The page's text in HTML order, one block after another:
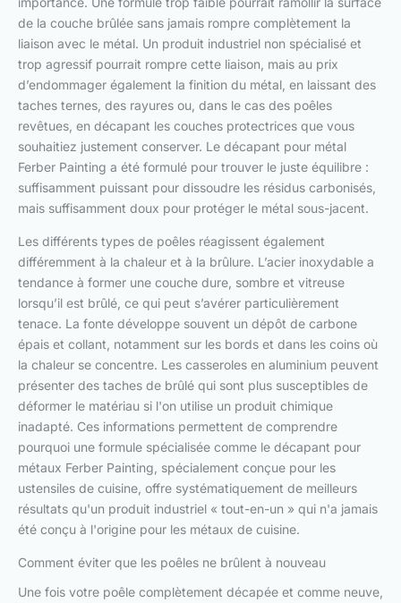
de la couche brûlée sans jamais rompre complètement la
liaison avec le métal. Un produit industriel non spécialisé et
trop agressif pourrait rompre cette liaison, mais au prix
d’endommager également la finition du métal, en laissant des
taches ternes, des rayures ou, dans le cas des poêles
revêtues, en décapant les couches protectrices que vous
souhaitiez justement conserver. Le décapant pour métal
Ferber Painting a été formulé pour trouver le juste équilibre :
suffisamment puissant pour dissoudre les résidus carbonisés,
mais suffisamment doux pour protéger le métal sous-jacent.
Les différents types de poêles réagissent également
différemment à la chaleur et à la brûlure. L’acier inoxydable a
tendance à former une couche dure, sombre et vitreuse
lorsqu’il est brûlé, ce qui peut s’avérer particulièrement
tenace. La fonte développe souvent un dépôt de carbone
épais et collant, notamment sur les bords et dans les coins où
la chaleur se concentre. Les casseroles en aluminium peuvent
présenter des taches de brûlé qui sont plus susceptibles de
déformer le matériau si l'on utilise un produit chimique
inadapté. Ces informations permettent de comprendre
pourquoi une formule spécialisée comme le décapant pour
métaux Ferber Painting, spécialement conçue pour les
ustensiles de cuisine, offre systématiquement de meilleurs
résultats qu'un produit industriel « tout-en-un » qui n'a jamais
été conçu à l'origine pour les métaux de cuisine.
Comment éviter que les poêles ne brûlent à nouveau
Une fois votre poêle complètement décapée et comme neuve,